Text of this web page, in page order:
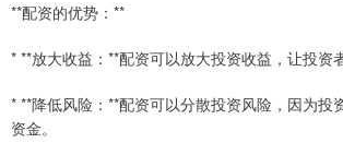
**配资的优势：**
* **放大收益：**配资可以放大投资收益，让投资
* **降低风险：**配资可以分散投资风险，因为投
资金。